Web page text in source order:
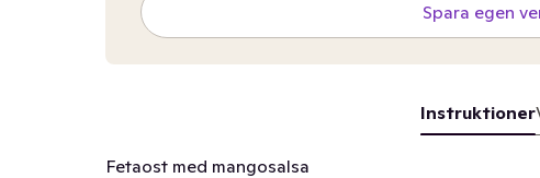
Spara egen
Instruktioner
Fetaost med mangosalsa